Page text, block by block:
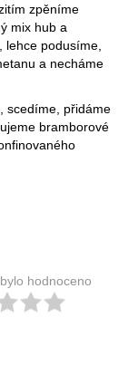
zpěníme
mix hub a
lehce podusíme,
a necháme
scedíme, přidáme
bramborové
hodnoceno